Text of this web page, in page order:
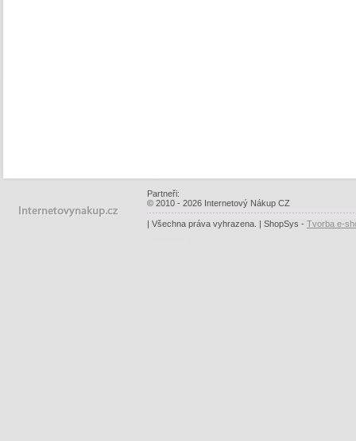
Partneři:
© 2010 - 2026 Internetový Nákup CZ
| Všechna práva vyhrazena. | ShopSys - Tvorba e-